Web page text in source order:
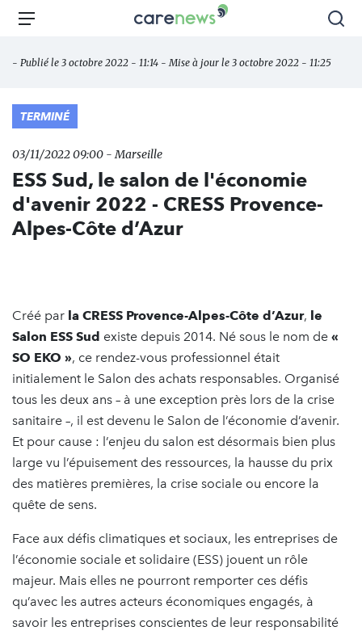
Aller
principal
Carenews,
des
Menu
- Publié le 3 octobre 2022 - 11:14 - Mise à jour le 3 octobre 2022 - 11:25
TERMINÉ
03/11/2022 09:00 - Marseille
ESS Sud, le salon de l'économie
d'avenir 2022 - CRESS Provence-
Alpes-Côte d’Azur
Créé par la CRESS Provence-Alpes-Côte d’Azur, le
Salon ESS Sud existe depuis 2014. Né sous le nom de «
SO EKO », ce rendez-vous professionnel était
initialement le Salon des achats responsables. Organisé
tous les deux ans – à une exception près lors de la crise
sanitaire –, il est devenu le Salon de l’économie d’avenir.
Et pour cause : l’enjeu du salon est désormais bien plus
large vu l’épuisement des ressources, la hausse du prix
des matières premières, la crise sociale ou encore la
quête de sens.
Face aux défis climatiques et sociaux, les entreprises de
l’économie sociale et solidaire (ESS) jouent un rôle
majeur. Mais elles ne pourront remporter ces défis
qu’avec les autres acteurs économiques engagés, à
savoir les entreprises conscientes de leur responsabilité